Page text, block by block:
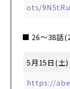
ots/
■ 26～38話
5月15日(土)
https://